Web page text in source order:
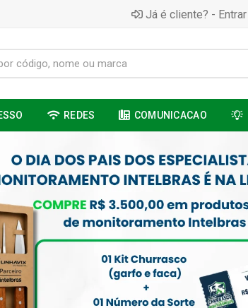
Já é cliente? - Entrar
REDES COMUNICACAO